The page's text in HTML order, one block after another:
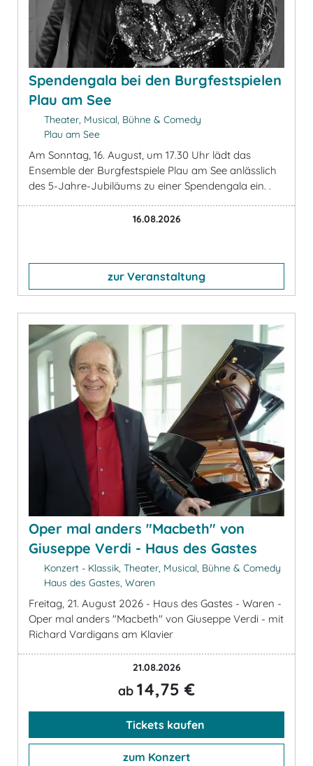
Spendengala bei den Burgfestspielen
Plau am See
Theater, Musical, Bühne & Comedy
Plau am See
Am Sonntag, 16. August, um 17.30 Uhr lädt das
Ensemble der Burgfestspiele Plau am See anlässlich
des 5-Jahre-Jubiläums zu einer Spendengala ein. .
16.08.2026
zur Veranstaltung
Oper mal anders "Macbeth" von
Giuseppe Verdi - Haus des Gastes
Konzert - Klassik, Theater, Musical, Bühne & Comedy
Haus des Gastes, Waren
Freitag, 21. August 2026 - Haus des Gastes - Waren -
Oper mal anders "Macbeth" von Giuseppe Verdi - mit
Richard Vardigans am Klavier
21.08.2026
ab 14,75 €
Tickets kaufen
zum Konzert